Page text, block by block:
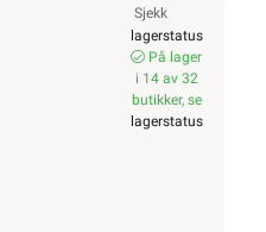
Sjekk
lagerstatus
På lager
i 14 av 32
butikker, se
lagerstatus